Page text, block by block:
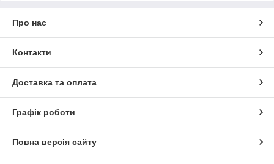
Про нас
Контакти
Доставка та оплата
Графік роботи
Повна версія сайту